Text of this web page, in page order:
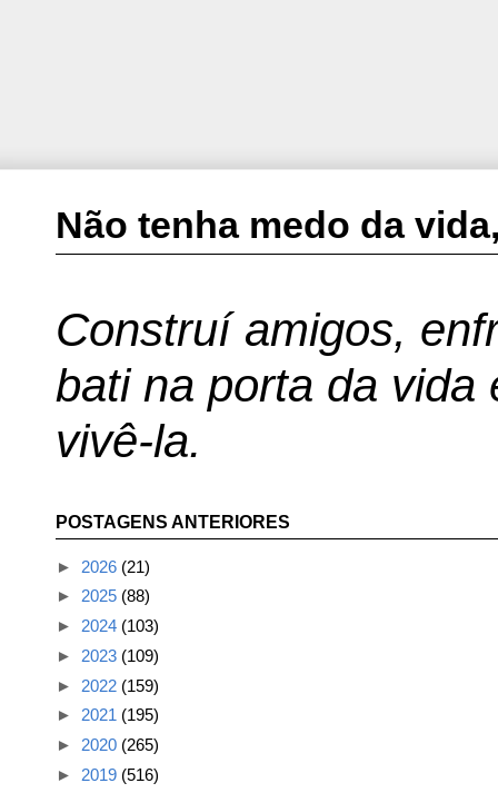
Não tenha medo da
Construí amigos,
bati na porta da vida
vivê-la.
POSTAGENS ANTERIORES
► 2026 (21)
► 2025 (88)
► 2024 (103)
► 2023 (109)
► 2022 (159)
► 2021 (195)
► 2020 (265)
► 2019 (516)